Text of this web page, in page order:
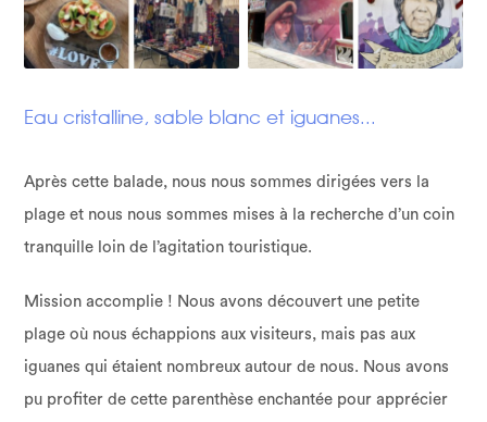
Eau cristalline, sable blanc et iguanes...
Après cette balade, nous nous sommes dirigées vers la
plage et nous nous sommes mises à la recherche d’un coin
tranquille loin de l’agitation touristique.
Mission accomplie ! Nous avons découvert une petite
plage où nous échappions aux visiteurs, mais pas aux
iguanes qui étaient nombreux autour de nous. Nous avons
pu profiter de cette parenthèse enchantée pour apprécier